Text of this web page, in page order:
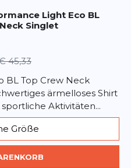
Light Eco BL
Singlet
45,33
BL Top Crew Neck
ärmelloses Shirt
Aktivitäten...
Größe